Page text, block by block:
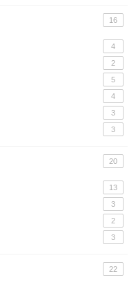
16
4
2
5
4
3
3
20
13
3
2
3
22